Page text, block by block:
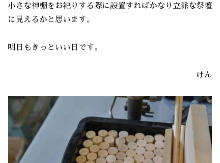
小さな神棚をお祀りする際に設置すればかなり立派な祭壇
に見えるかと思います。
明日もきっといい日です。
けん